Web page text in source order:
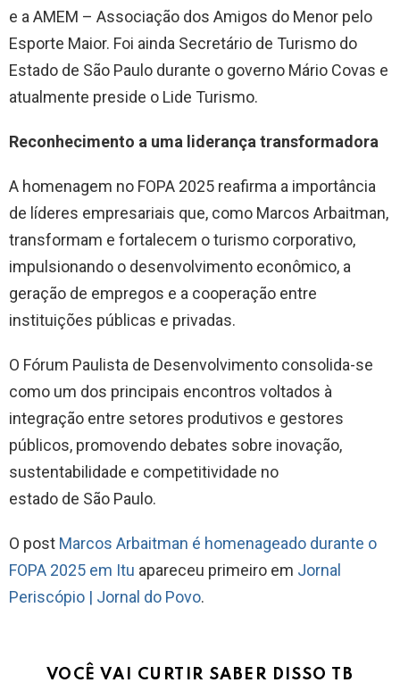
e a AMEM – Associação dos Amigos do Menor pelo
Esporte Maior. Foi ainda Secretário de Turismo do
Estado de São Paulo durante o governo Mário Covas e
atualmente preside o Lide Turismo.
Reconhecimento a uma liderança transformadora
A homenagem no FOPA 2025 reafirma a importância
de líderes empresariais que, como Marcos Arbaitman,
transformam e fortalecem o turismo corporativo,
impulsionando o desenvolvimento econômico, a
geração de empregos e a cooperação entre
instituições públicas e privadas.
O Fórum Paulista de Desenvolvimento consolida-se
como um dos principais encontros voltados à
integração entre setores produtivos e gestores
públicos, promovendo debates sobre inovação,
sustentabilidade e competitividade no
estado de São Paulo.
O post Marcos Arbaitman é homenageado durante o
FOPA 2025 em Itu apareceu primeiro em Jornal
Periscópio | Jornal do Povo.
VOCÊ VAI CURTIR SABER DISSO TB